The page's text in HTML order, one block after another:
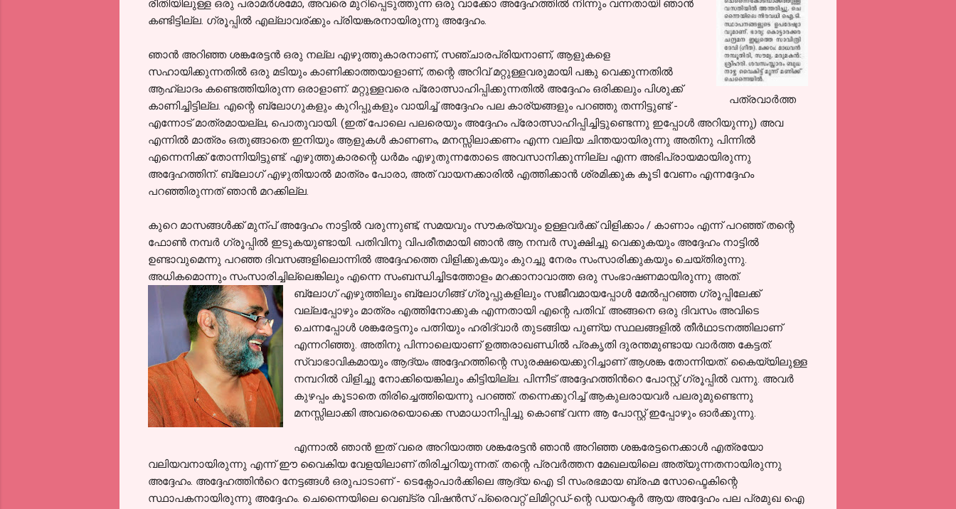
പത്രവാര്‍ത്ത
രീതിയിലുള്ള ഒരു പരാമര്‍ശമോ, അവരെ മുറിപ്പെടുത്തുന്ന ഒരു വാക്കോ അദ്ദേഹത്തില്‍ നിന്നും വന്നതായി ഞാന്‍
കണ്ടിട്ടില്ല. ഗ്രൂപ്പില്‍ എല്ലാവര്ക്കും പ്രിയങ്കരനായിരുന്നു അദ്ദേഹം.
ഞാന്‍ അറിഞ്ഞ ശങ്കരേട്ടന്‍ ഒരു നല്ല എഴുത്തുകാരനാണ്, സഞ്ചാരപ്രിയനാണ്, ആളുകളെ
സഹായിക്കുന്നതില്‍ ഒരു മടിയും കാണിക്കാത്തയാളാണ്, തന്റെ അറിവ് മറ്റുള്ളവരുമായി പങ്കു വെക്കുന്നതില്‍
ആഹ്ലാദം കണ്ടെത്തിയിരുന്ന ഒരാളാണ്. മറ്റുള്ളവരെ പ്രോത്സാഹിപ്പിക്കുന്നതില്‍ അദ്ദേഹം ഒരിക്കലും പിശുക്ക്
കാണിച്ചിട്ടില്ല. എന്റെ ബ്ലോഗുകളും കുറിപ്പുകളും വായിച്ച് അദ്ദേഹം പല കാര്യങ്ങളും പറഞ്ഞു തന്നിട്ടുണ്ട് -
എന്നോട് മാത്രമായല്ല, പൊതുവായി. (ഇത് പോലെ പലരെയും അദ്ദേഹം പ്രോത്സാഹിപ്പിച്ചിട്ടുണ്ടെന്നു ഇപ്പോള്‍ അറിയുന്നു) അവ
എന്നില്‍ മാത്രം ഒതുങ്ങാതെ ഇനിയും ആളുകള്‍ കാണണം, മനസ്സിലാക്കണം എന്ന വലിയ ചിന്തയായിരുന്നു അതിനു പിന്നില്‍
എന്നെനിക്ക് തോന്നിയിട്ടുണ്ട്. എഴുത്തുകാരന്റെ ധര്‍മം എഴുതുന്നതോടെ അവസാനിക്കുന്നില്ല എന്ന അഭിപ്രായമായിരുന്നു
അദ്ദേഹത്തിന്. ബ്ലോഗ്‌ എഴുതിയാല്‍ മാത്രം പോരാ, അത് വായനക്കാരില്‍ എത്തിക്കാന്‍ ശ്രമിക്കുക കൂടി വേണം എന്നദ്ദേഹം
പറഞ്ഞിരുന്നത് ഞാന്‍ മറക്കില്ല.
കുറെ മാസങ്ങള്‍ക്ക് മുന്പ് അദ്ദേഹം നാട്ടില്‍ വരുന്നുണ്ട്, സമയവും സൗകര്യവും ഉള്ളവര്‍ക്ക് വിളിക്കാം / കാണാം എന്ന് പറഞ്ഞ് തന്റെ
ഫോണ്‍ നമ്പര്‍ ഗ്രൂപ്പില്‍ ഇടുകയുണ്ടായി. പതിവിനു വിപരീതമായി ഞാന്‍ ആ നമ്പര്‍ സൂക്ഷിച്ചു വെക്കുകയും അദ്ദേഹം നാട്ടില്‍
ഉണ്ടാവുമെന്നു പറഞ്ഞ ദിവസങ്ങളിലൊന്നില്‍ അദ്ദേഹത്തെ വിളിക്കുകയും കുറച്ചു നേരം സംസാരിക്കുകയും ചെയ്തിരുന്നു.
അധികമൊന്നും സംസാരിച്ചില്ലെങ്കിലും എന്നെ സംബന്ധിച്ചിടത്തോളം മറക്കാനാവാത്ത ഒരു സംഭാഷണമായിരുന്നു അത്.
ബ്ലോഗ്‌ എഴുത്തിലും ബ്ലോഗിങ്ങ് ഗ്രൂപ്പുകളിലും സജീവമായപ്പോള്‍ മേല്‍പ്പറഞ്ഞ ഗ്രൂപ്പിലേക്ക്
വല്ലപ്പോഴും മാത്രം എത്തിനോക്കുക എന്നതായി എന്റെ പതിവ്. അങ്ങനെ ഒരു ദിവസം അവിടെ
ചെന്നപ്പോള്‍ ശങ്കരേട്ടനും പത്നിയും ഹരിദ്വാര്‍ തുടങ്ങിയ പുണ്യ സ്ഥലങ്ങളില്‍ തീര്‍ഥാടനത്തിലാണ്
എന്നറിഞ്ഞു. അതിനു പിന്നാലെയാണ് ഉത്തരാഖണ്ഡില്‍ പ്രകൃതി ദുരന്തമുണ്ടായ വാര്‍ത്ത കേട്ടത്.
സ്വാഭാവികമായും ആദ്യം അദ്ദേഹത്തിന്റെ സുരക്ഷയെക്കുറിച്ചാണ് ആശങ്ക തോന്നിയത്. കൈയ്യിലുള്ള
നമ്പറില്‍ വിളിച്ചു നോക്കിയെങ്കിലും കിട്ടിയില്ല. പിന്നീട് അദ്ദേഹത്തിന്‍റെ പോസ്റ്റ്‌ ഗ്രൂപ്പില്‍ വന്നു. അവര്‍
കുഴപ്പം കൂടാതെ തിരിച്ചെത്തിയെന്നു പറഞ്ഞ്. തന്നെക്കുറിച്ച് ആകുലരായവര്‍ പലരുമുണ്ടെന്നു
മനസ്സിലാക്കി അവരെയൊക്കെ സമാധാനിപ്പിച്ചു കൊണ്ട് വന്ന ആ പോസ്റ്റ്‌ ഇപ്പോഴും ഓര്‍ക്കുന്നു.
എന്നാല്‍ ഞാന്‍ ഇത് വരെ അറിയാത്ത ശങ്കരേട്ടന്‍ ഞാന്‍ അറിഞ്ഞ ശങ്കരേട്ടനെക്കാള്‍ എത്രയോ
വലിയവനായിരുന്നു എന്ന്‍ ഈ വൈകിയ വേളയിലാണ് തിരിച്ചറിയുന്നത്. തന്റെ പ്രവര്‍ത്തന മേഖലയിലെ അത്യുന്നതനായിരുന്നു
അദ്ദേഹം. അദ്ദേഹത്തിന്‍റെ നേട്ടങ്ങള്‍ ഒരുപാടാണ്‌ - ടെക്നോപാര്‍ക്കിലെ ആദ്യ ഐ ടി സംരഭമായ ബ്രഹ്മ സോഫ്ടെകിന്റെ
സ്ഥാപകനായിരുന്നു അദ്ദേഹം. ചെന്നൈയിലെ വെബ്ട്ര വിഷന്‍സ് പ്രൈവറ്റ് ലിമിറ്റഡ്-ന്റെ ഡയറക്ടര്‍ ആയ അദ്ദേഹം പല പ്രമുഖ ഐ